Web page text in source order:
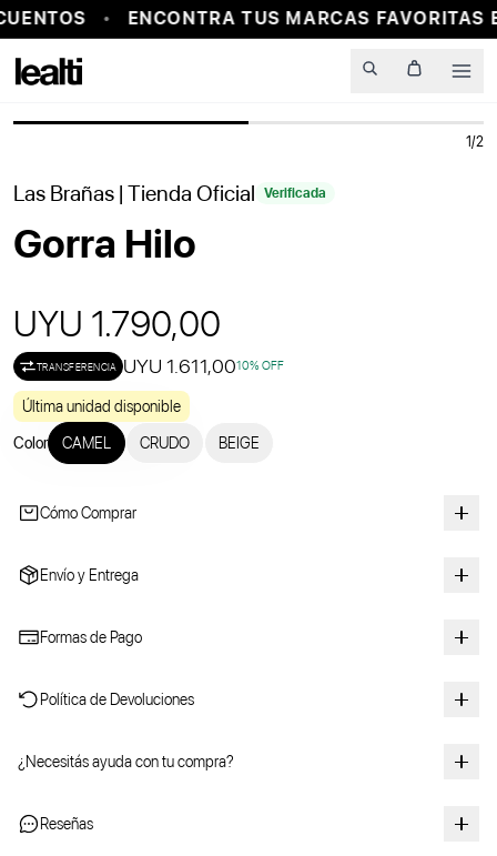
ENCONTRA TUS MARCAS FAVORITAS
PROBADOR VIRTUAL
1/2
Las Brañas | Tienda Oficial Verificada
Gorra Hilo
UYU 1.790,00
TRANSFERENCIA UYU 1.611,0010% OFF
Última unidad disponible
Color CAMEL CRUDO BEIGE
Cómo Comprar
Envío y Entrega
Formas de Pago
Política de Devoluciones
¿Necesitás ayuda con tu compra?
Reseñas